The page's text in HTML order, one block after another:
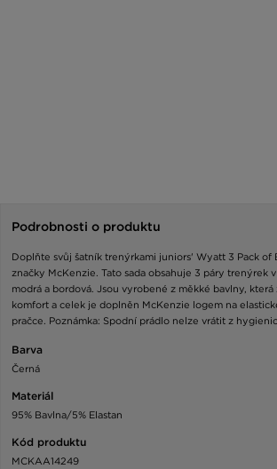
Podrobnosti o produktu
Doplňte svůj šatník trenýrkami juniors' Wyatt 3 Pack of
značky McKenzie. Tato sada obsahuje 3 páry trenýrek
modrá a bordová. Jsou vyrobené z měkké bavlny,
komfort a celek je doplněn McKenzie logem na
pračce. Poznámka: Spodní prádlo nelze vrátit z
Barva
Černá
Materiál
95% Bavlna/5% Elastan
Kód produktu
MCKAA14249